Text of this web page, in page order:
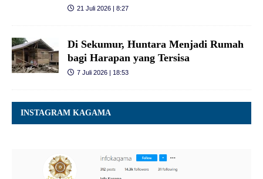
21 Juli 2026 | 8:27
Di Sekumur, Huntara Menjadi Rumah
bagi Harapan yang Tersisa
7 Juli 2026 | 18:53
INSTAGRAM KAGAMA